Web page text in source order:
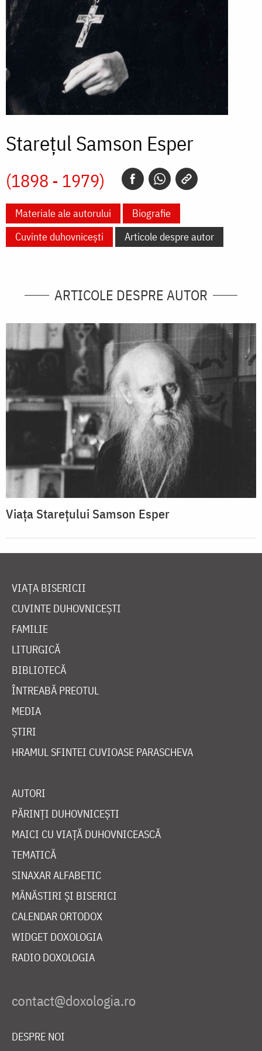
Starețul Samson Esper
(1898 - 1979)
Materiale ale autorului
Biografie
Cuvinte duhovnicești
Articole despre autor
ARTICOLE DESPRE AUTOR
Viața Starețului Samson Esper
VIAȚA BISERICII
CUVINTE DUHOVNICEȘTI
FAMILIE
LITURGICĂ
BIBLIOTECĂ
ÎNTREABĂ PREOTUL
MEDIA
ȘTIRI
HRAMUL SFINTEI CUVIOASE PARASCHEVA
AUTORI
PĂRINȚI DUHOVNICEȘTI
MAICI CU VIAȚĂ DUHOVNICEASCĂ
TEMATICĂ
SINAXAR ALFABETIC
MĂNĂSTIRI ȘI BISERICI
CALENDAR ORTODOX
WIDGET DOXOLOGIA
RADIO DOXOLOGIA
DESPRE NOI